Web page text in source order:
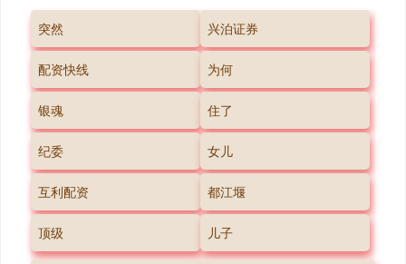
突然 兴泊证券
配资快线 为何
银魂 住了
纪委 女儿
互利配资 都江堰
顶级 儿子